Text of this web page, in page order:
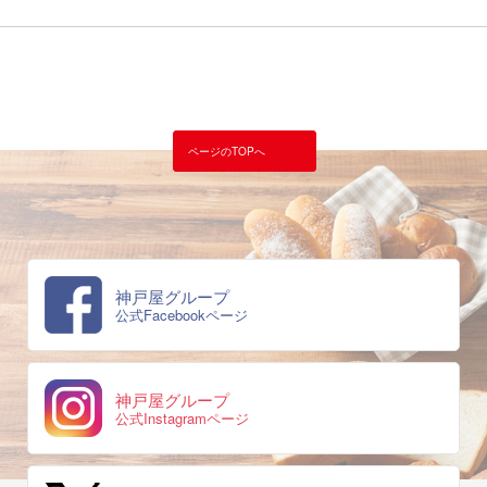
ページのTOPへ
神戸屋グループ
公式Facebookページ
神戸屋グループ
公式Instagramページ